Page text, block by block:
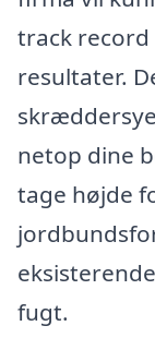
track
resultater.
netop dine
tage højde
fugt.